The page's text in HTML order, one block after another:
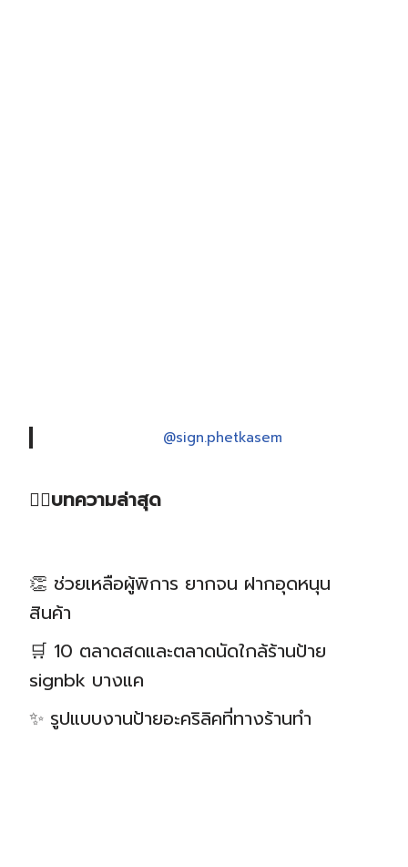
@sign.phetkasem
❤️‍🔥บทความล่าสุด
👏 ช่วยเหลือผู้พิการ ยากจน ฝากอุดหนุน
สินค้า
🛒 10 ตลาดสดและตลาดนัดใกล้ร้านป้าย
signbk บางแค
✨ รูปแบบงานป้ายอะคริลิคที่ทางร้านทำ